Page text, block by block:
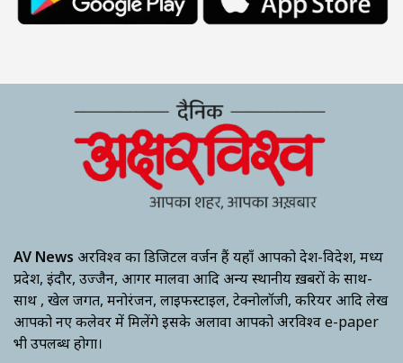
AV News अक्षरविश्व का डिजिटल वर्जन हैं यहाँ आपको देश-विदेश, मध्य
प्रदेश, इंदौर, उज्जैन, आगर मालवा आदि अन्य स्थानीय ख़बरों के साथ-
साथ , खेल जगत, मनोरंजन, लाइफस्टाइल, टेक्नोलॉजी, करियर आदि लेख
आपको नए कलेवर में मिलेंगे इसके अलावा आपको अक्षरविश्व e-paper
भी उपलब्ध होगा।